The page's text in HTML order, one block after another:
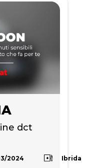
dct
2024 Ibrida